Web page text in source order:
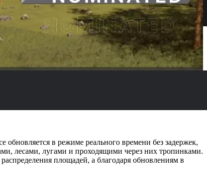
в режиме реального времени без задержек,
лесами, лугами и проходящими через них тропинками.
площадей, а благодаря обновлениям в